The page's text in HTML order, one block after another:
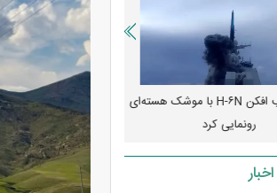
چین از بمب افکن H-۶N با موشک هسته‌ای
رونمایی کرد
پهپاد رهگیر یا موشک
کدامیک بیشتر